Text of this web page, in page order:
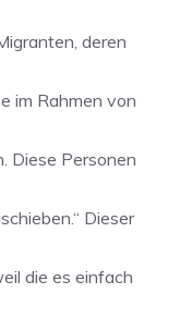
deren
im Rahmen von
Diese Personen
Dieser
die es einfach